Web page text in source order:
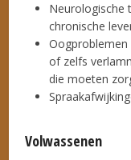
Neurologische
chronische
Oogproblemen
of zelfs
die moeten
Volwassenen